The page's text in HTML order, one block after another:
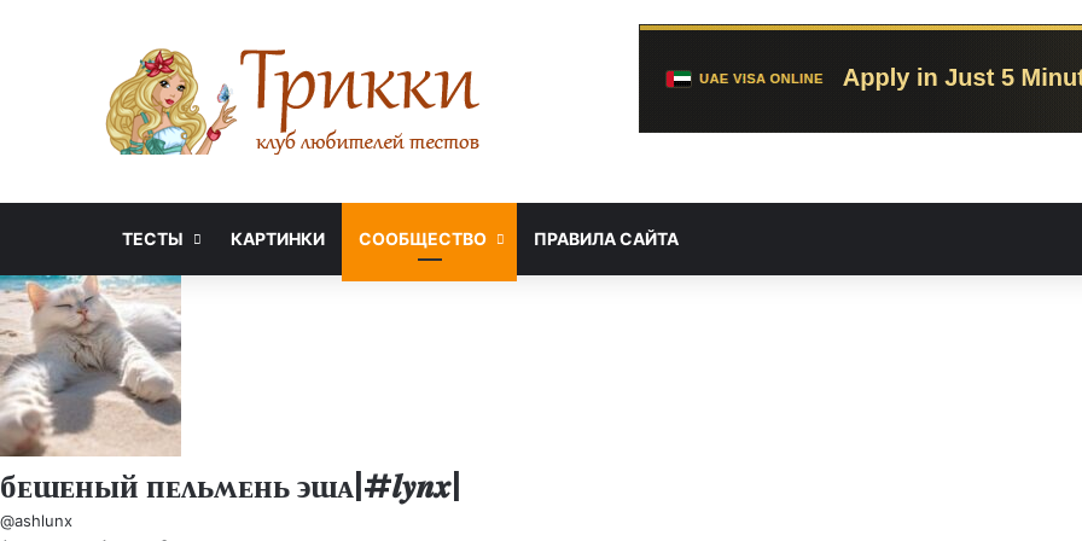
ТЕСТЫ КАРТИНКИ СООБЩЕСТВО ПРАВИЛА САЙТА
бᴇɯᴇный ᴨᴇᴧьʍᴇнь ϶ɯᴀ|#𝒍𝒚𝒏𝒙|
@ashlunx